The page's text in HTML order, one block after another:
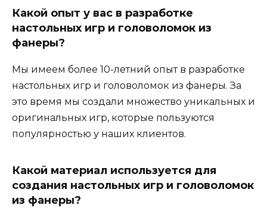
Какой опыт у вас в разработке
настольных игр и головоломок из
фанеры?
Мы имеем более 10-летний опыт в разработке
настольных игр и головоломок из фанеры. За
это время мы создали множество уникальных и
оригинальных игр, которые пользуются
популярностью у наших клиентов.
Какой материал используется для
создания настольных игр и головоломок
из фанеры?